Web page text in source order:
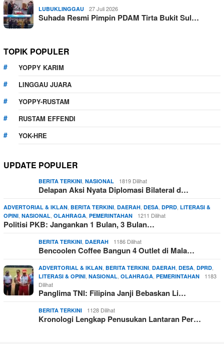
LUBUKLINGGAU 27 Juli 2026
Suhada Resmi Pimpin PDAM Tirta Bukit Sul…
TOPIK POPULER
YOPPY KARIM
LINGGAU JUARA
YOPPY-RUSTAM
RUSTAM EFFENDI
YOK-HRE
UPDATE POPULER
BERITA TERKINI NASIONAL 1819 Dilihat
Delapan Aksi Nyata Diplomasi Bilateral d…
ADVERTORIAL & IKLAN BERITA TERKINI DAERAH DESA DPRD LITERASI &
OPINI NASIONAL OLAHRAGA PEMERINTAHAN 1211 Dilihat
Politisi PKB: Jangankan 1 Bulan, 3 Bulan…
BERITA TERKINI DAERAH 1186 Dilihat
Bencoolen Coffee Bangun 4 Outlet di Mala…
ADVERTORIAL & IKLAN BERITA TERKINI DAERAH DESA DPRD
LITERASI & OPINI NASIONAL OLAHRAGA PEMERINTAHAN
1183
Dilihat
Panglima TNI: Filipina Janji Bebaskan Li…
BERITA TERKINI 1128 Dilihat
Kronologi Lengkap Penusukan Lantaran Per…